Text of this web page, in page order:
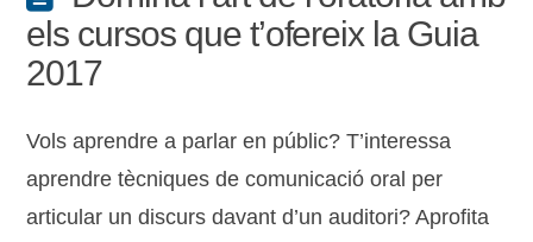
els cursos que t’ofereix la Guia
2017
Vols aprendre a parlar en públic? T’interessa
aprendre tècniques de comunicació oral per
articular un discurs davant d’un auditori? Aprofita